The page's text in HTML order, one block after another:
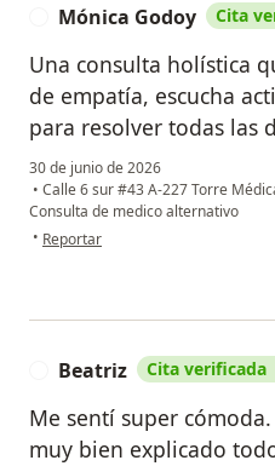
Mónica Godoy Cita
Una consulta holística
de empatía, escucha
para resolver todas las
30 de junio de 2026
• Calle 6 sur #43 A-227 Torre
Consulta de medico alternativo
• en opinión del usuario Mónica
Reportar
Beatriz Cita verificada
Me sentí super
muy bien explicado